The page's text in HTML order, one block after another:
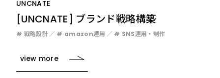
UNCNATE
[UNCNATE] ブランド戦略構築
# 戦略設計 # amazon運用 # SNS運用・制作
view more